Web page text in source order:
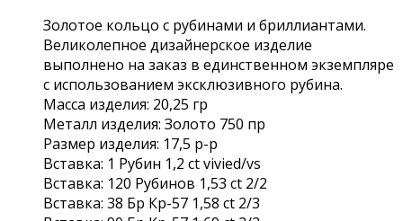
Золотое кольцо с рубинами и бриллиантами.
Великолепное дизайнерское изделие
выполнено на заказ в единственном экземпляре
с использованием эксклюзивного рубина.
Масса изделия: 20,25 гр
Металл изделия: Золото 750 пр
Размер изделия: 17,5 р-р
Вставка: 1 Рубин 1,2 ct vivied/vs
Вставка: 120 Рубинов 1,53 сt 2/2
Вставка: 38 Бр Кр-57 1,58 ct 2/3